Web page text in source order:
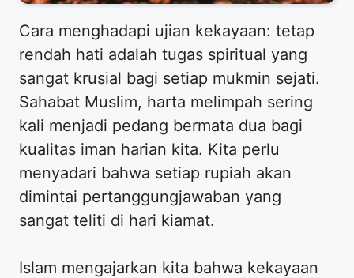
Cara menghadapi ujian kekayaan: tetap
rendah hati adalah tugas spiritual yang
sangat krusial bagi setiap mukmin sejati.
Sahabat Muslim, harta melimpah sering
kali menjadi pedang bermata dua bagi
kualitas iman harian kita. Kita perlu
menyadari bahwa setiap rupiah akan
dimintai pertanggungjawaban yang
sangat teliti di hari kiamat.
Islam mengajarkan kita bahwa kekayaan